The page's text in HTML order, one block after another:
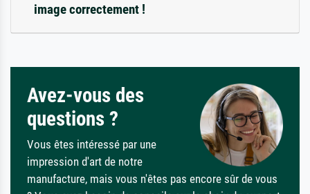
image correctement !
Avez-vous des
questions ?
Vous êtes intéressé par une
impression d'art de notre
manufacture, mais vous n'êtes pas encore sûr de vous